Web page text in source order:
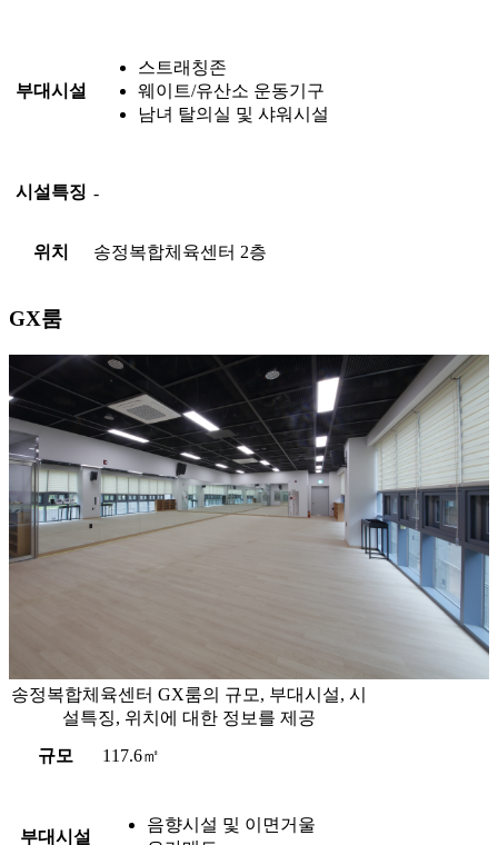
부대시설
스트래칭존
웨이트/유산소 운동기구
남녀 탈의실 및 샤워시설
시설특징 -
위치 송정복합체육센터 2층
GX룸
송정복합체육센터 GX룸의 규모, 부대시설, 시
설특징, 위치에 대한 정보를 제공
규모
117.6㎡
부대시설
음향시설 및 이면거울